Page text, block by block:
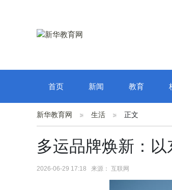
首页 新闻 教育
新华教育网 生活 正文
多运品牌焕新：以
2026-06-29 17:18 来源： 互联网